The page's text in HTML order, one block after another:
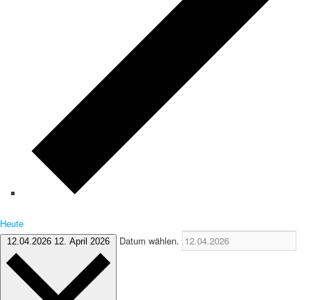
Heute
12.04.2026 12. April 2026 Datum wählen.